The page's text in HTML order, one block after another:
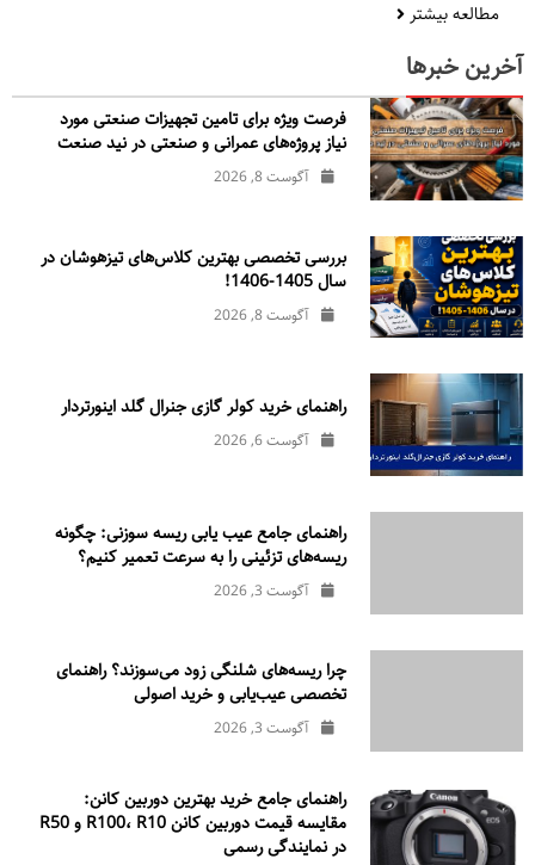
مطالعه بیشتر
آخرین خبرها
فرصت ویژه برای تامین تجهیزات صنعتی مورد
نیاز پروژه‌های عمرانی و صنعتی در نید صنعت
آگوست 8, 2026
بررسی تخصصی بهترین کلاس‌های تیزهوشان در
سال 1405-1406!
آگوست 8, 2026
راهنمای خرید کولر گازی جنرال‌ گلد اینورتر‌دار
آگوست 6, 2026
راهنمای جامع عیب یابی ریسه سوزنی: چگونه
ریسه‌های تزئینی را به سرعت تعمیر کنیم؟
آگوست 3, 2026
چرا ریسه‌های شلنگی زود می‌سوزند؟ راهنمای
تخصصی عیب‌یابی و خرید اصولی
آگوست 3, 2026
راهنمای جامع خرید بهترین دوربین کانن:
مقایسه قیمت دوربین کانن R100، R10 و R50
در نمایندگی رسمی